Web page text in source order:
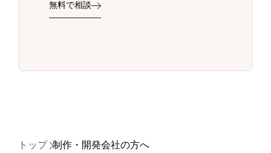
無料で相談
トップ 制作・開発会社の方へ